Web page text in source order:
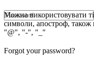
Можна використовувати
символи, апостроф, також
"@", "-", "_"
Forgot your password?